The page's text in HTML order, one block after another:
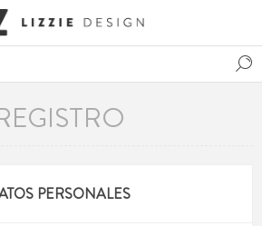
PERSONALES